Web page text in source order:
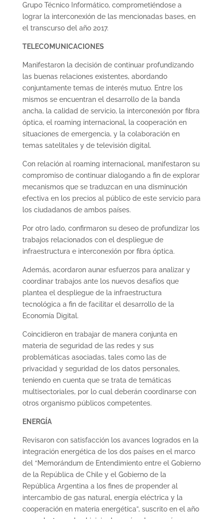
Grupo Técnico Informático, comprometiéndose a
lograr la interconexión de las mencionadas bases, en
el transcurso del año 2017.
TELECOMUNICACIONES
Manifestaron la decisión de continuar profundizando
las buenas relaciones existentes, abordando
conjuntamente temas de interés mutuo. Entre los
mismos se encuentran el desarrollo de la banda
ancha, la calidad de servicio, la interconexión por fibra
óptica, el roaming internacional, la cooperación en
situaciones de emergencia, y la colaboración en
temas satelitales y de televisión digital.
Con relación al roaming internacional, manifestaron su
compromiso de continuar dialogando a fin de explorar
mecanismos que se traduzcan en una disminución
efectiva en los precios al público de este servicio para
los ciudadanos de ambos países.
Por otro lado, confirmaron su deseo de profundizar los
trabajos relacionados con el despliegue de
infraestructura e interconexión por fibra óptica.
Además, acordaron aunar esfuerzos para analizar y
coordinar trabajos ante los nuevos desafíos que
plantea el despliegue de la infraestructura
tecnológica a fin de facilitar el desarrollo de la
Economía Digital.
Coincidieron en trabajar de manera conjunta en
materia de seguridad de las redes y sus
problemáticas asociadas, tales como las de
privacidad y seguridad de los datos personales,
teniendo en cuenta que se trata de temáticas
multisectoriales, por lo cual deberán coordinarse con
otros organismo públicos competentes.
ENERGÍA
Revisaron con satisfacción los avances logrados en la
integración energética de los dos países en el marco
del “Memorándum de Entendimiento entre el Gobierno
de la República de Chile y el Gobierno de la
República Argentina a los fines de propender al
intercambio de gas natural, energía eléctrica y la
cooperación en materia energética”, suscrito en el año